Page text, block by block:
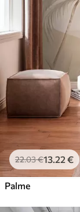
22.03€13.22 €
Palme